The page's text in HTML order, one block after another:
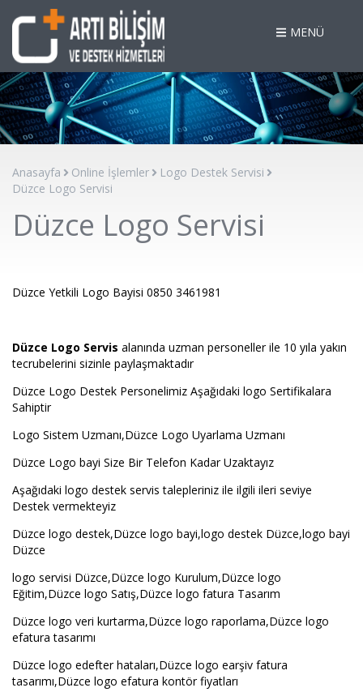
MENÜ
Anasayfa Online İşlemler
Logo Destek Servisi
Düzce Logo Servisi
Düzce Logo Servisi
Düzce Yetkili Logo Bayisi 0850 3461981
Düzce Logo Servis alanında uzman personeller ile 10 yıla yakın
tecrubelerini sizinle paylaşmaktadır
Düzce Logo Destek Personelimiz Aşağıdaki logo Sertifikalara
Sahiptir
Logo Sistem Uzmanı,Düzce Logo Uyarlama Uzmanı
Düzce Logo bayi Size Bir Telefon Kadar Uzaktayız
Aşağıdaki logo destek servis talepleriniz ile ilgili ileri seviye
Destek vermekteyiz
Düzce logo destek,Düzce logo bayi,logo destek Düzce,logo bayi
Düzce
logo servisi Düzce,Düzce logo Kurulum,Düzce logo
Eğitim,Düzce logo Satış,Düzce logo fatura Tasarım
Düzce logo veri kurtarma,Düzce logo raporlama,Düzce logo
efatura tasarımı
Düzce logo edefter hataları,Düzce logo earşiv fatura
tasarımı,Düzce logo efatura kontör fiyatları